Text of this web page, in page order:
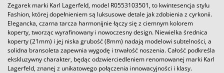
Zegarek marki Karl Lagerfeld, model R0553103501, to kwintesencja stylu
Fashion, której dopełnieniem są luksusowe detale jak zdobienia z cyrkonii.
Elegancka, czarna tarcza harmonijnie łączy się z ciemnym kolorem
koperty, tworząc wyrafinowany i nowoczesny design. Niewielka średnica
koperty (21mm) i jej niska grubość (8mm) nadają modelowi subtelności, a
solidna bransoleta zapewnia wygodę i trwałość noszenia. Całość podkreśla
ekskluzywny charakter, będąc odzwierciedleniem renomowanej marki Karl
Lagerfeld, znanej z unikatowego połączenia innowacyjności i klasy.